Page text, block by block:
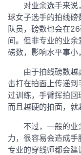
对业余选手来
球女子选手的拍线
队员，磅数也会在
间。但非专业的业
磅数，影响水平事小
由于拍线磅数
击打在拍面上传递
过训练，手臂挥拍回
而且越硬的拍面，就
不过，一般的
力，很容易会造成
专业的穿线师都会